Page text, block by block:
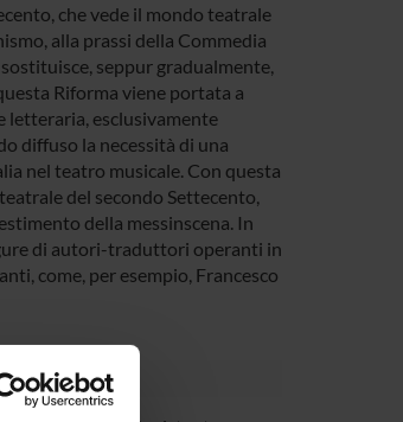
che vede il mondo teatrale
alla prassi della Commedia
seppur gradualmente,
Riforma viene portata a
letteraria, esclusivamente
diffuso la necessità di una
nel teatro musicale. Con questa
del secondo Settecento,
della messinscena. In
di autori-traduttori operanti in
come, per esempio, Francesco